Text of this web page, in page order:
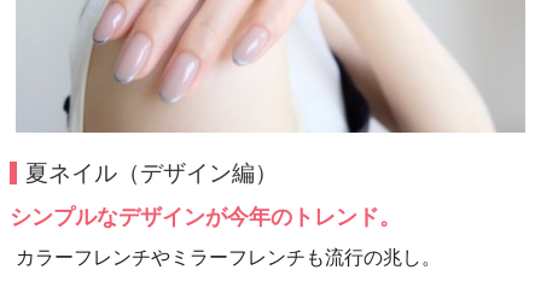
夏ネイル（デザイン編）
シンプルなデザインが今年のトレンド。
カラーフレンチやミラーフレンチも流行の兆し。